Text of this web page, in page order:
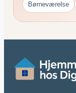
Børneværelse